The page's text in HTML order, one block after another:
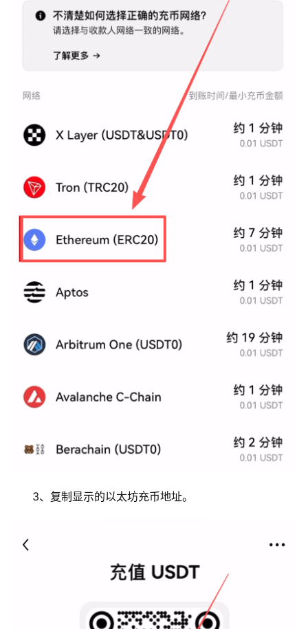
3、复制显示的以太坊充币地址。